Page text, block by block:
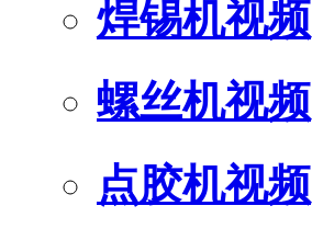
焊锡机视频
螺丝机视频
点胶机视频